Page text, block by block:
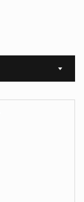
Sort